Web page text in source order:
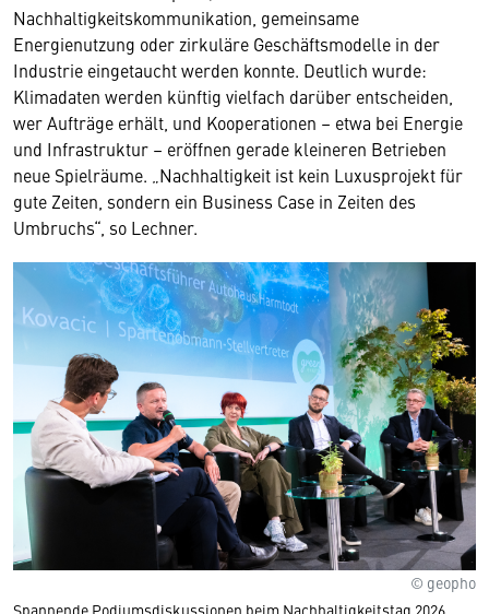
Nachhaltigkeitskommunikation, gemeinsame
Energienutzung oder zirkuläre Geschäftsmodelle in der
Industrie eingetaucht werden konnte. Deutlich wurde:
Klimadaten werden künftig vielfach darüber entscheiden,
wer Aufträge erhält, und Kooperationen – etwa bei Energie
und Infrastruktur – eröffnen gerade kleineren Betrieben
neue Spielräume. „Nachhaltigkeit ist kein Luxusprojekt für
gute Zeiten, sondern ein Business Case in Zeiten des
Umbruchs“, so Lechner.
© geopho